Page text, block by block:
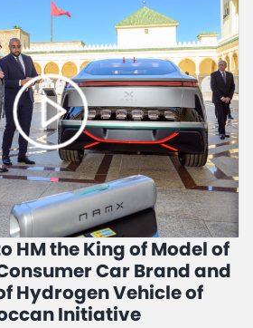
HM the King of Model of
Car Brand and
Hydrogen Vehicle of
Initiative